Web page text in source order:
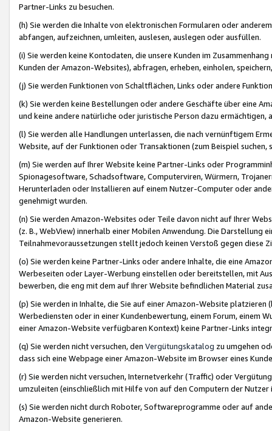
Partner-Links zu besuchen.
(h) Sie werden die Inhalte von elektronischen Formularen oder
abfangen, aufzeichnen, umleiten, auslesen, auslegen oder ausfüllen.
(i) Sie werden keine Kontodaten, die unsere Kunden im
Kunden der Amazon-Websites), abfragen, erheben, einholen,
(j) Sie werden Funktionen von Schaltflächen, Links oder andere
(k) Sie werden keine Bestellungen oder andere Geschäfte über eine
und keine andere natürliche oder juristische Person dazu
(l) Sie werden alle Handlungen unterlassen, die nach vernünftigem
Website, auf der Funktionen oder Transaktionen (zum Beispiel
(m) Sie werden auf Ihrer Website keine Partner-Links oder
Spionagesoftware, Schadsoftware, Computerviren, Würmern,
Herunterladen oder Installieren auf einem Nutzer-Computer oder
genehmigt wurden.
(n) Sie werden Amazon-Websites oder Teile davon nicht auf Ihrer
(z. B., WebView) innerhalb einer Mobilen Anwendung. Die Darstellung
Teilnahmevoraussetzungen stellt jedoch keinen Verstoß gegen diese
(o) Sie werden keine Partner-Links oder andere Inhalte, die eine
Werbeseiten oder Layer-Werbung einstellen oder bereitstellen, mit
bewerben, die eng mit dem auf Ihrer Website befindlichen Material
(p) Sie werden in Inhalte, die Sie auf einer Amazon-Website
Werbediensten oder in einer Kundenbewertung, einem Forum, einem
einer Amazon-Website verfügbaren Kontext) keine Partner-Links
(q) Sie werden nicht versuchen, den Vergütungskatalog zu umgehen
dass sich eine Webpage einer Amazon-Website im Browser eines
(r) Sie werden nicht versuchen, Internetverkehr (Traffic) oder
umzuleiten (einschließlich mit Hilfe von auf den Computern der
(s) Sie werden nicht durch Roboter, Softwareprogramme oder auf
Amazon-Website generieren.